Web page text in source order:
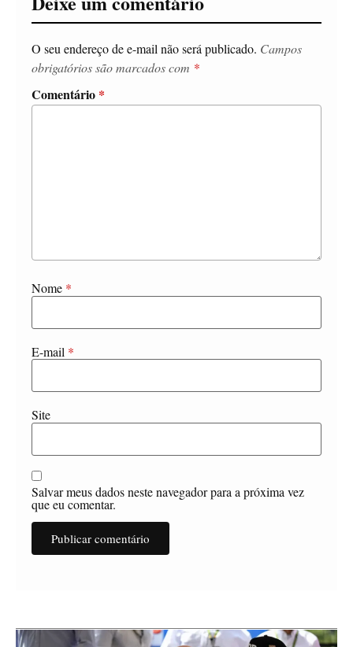
O seu endereço de e-mail não será publicado. Campos
obrigatórios são marcados com *
Comentário *
Nome *
E-mail *
Site
Salvar meus dados neste navegador para a próxima vez
que eu comentar.